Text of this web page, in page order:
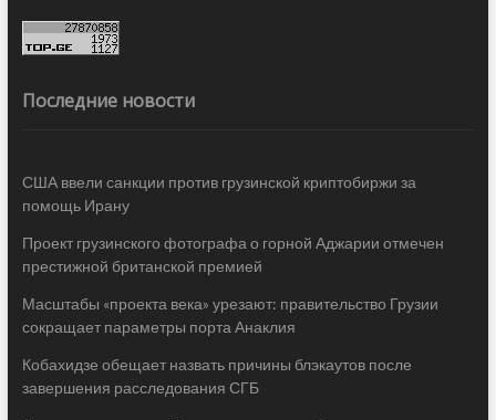
Последние новости
США ввели санкции против грузинской криптобиржи за
помощь Ирану
Проект грузинского фотографа о горной Аджарии отмечен
престижной британской премией
Масштабы «проекта века» урезают: правительство Грузии
сокращает параметры порта Анаклия
Кобахидзе обещает назвать причины блэкаутов после
завершения расследования СГБ